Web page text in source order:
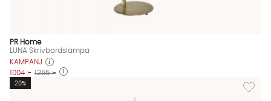
PR Home
LUNA Skrivbordslampa
KAMPANJ
1004 :- 1255 :-
Lägg
20%